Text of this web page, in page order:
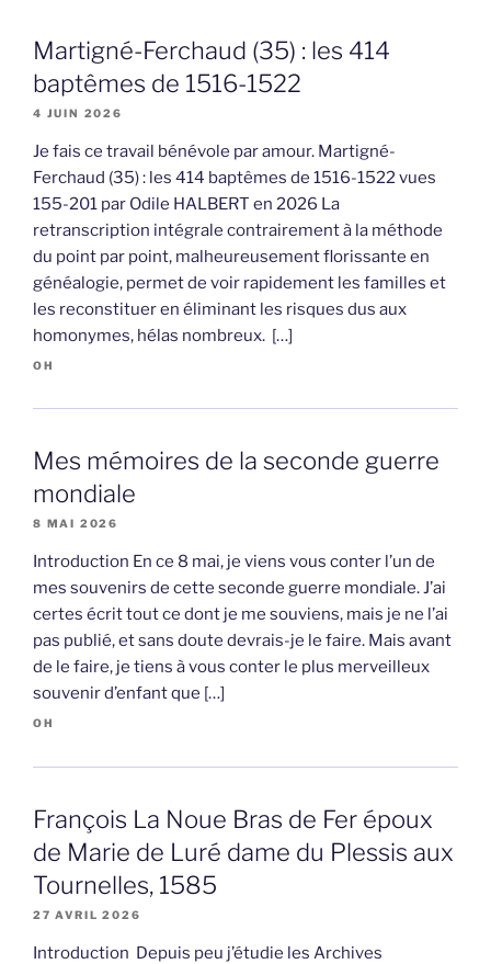
Martigné-Ferchaud (35) : les 414
baptêmes de 1516-1522
4 JUIN 2026
Je fais ce travail bénévole par amour. Martigné-
Ferchaud (35) : les 414 baptêmes de 1516-1522 vues
155-201 par Odile HALBERT en 2026 La
retranscription intégrale contrairement à la méthode
du point par point, malheureusement florissante en
généalogie, permet de voir rapidement les familles et
les reconstituer en éliminant les risques dus aux
homonymes, hélas nombreux. […]
OH
Mes mémoires de la seconde guerre
mondiale
8 MAI 2026
Introduction En ce 8 mai, je viens vous conter l’un de
mes souvenirs de cette seconde guerre mondiale. J’ai
certes écrit tout ce dont je me souviens, mais je ne l’ai
pas publié, et sans doute devrais-je le faire. Mais avant
de le faire, je tiens à vous conter le plus merveilleux
souvenir d’enfant que […]
OH
François La Noue Bras de Fer époux
de Marie de Luré dame du Plessis aux
Tournelles, 1585
27 AVRIL 2026
Introduction Depuis peu j’étudie les Archives